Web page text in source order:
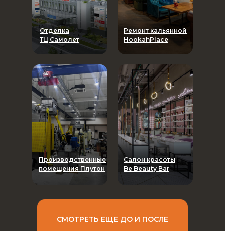
СМОТРЕТЬ ЕЩЕ ДО И ПОСЛЕ
Ремонт кальянной
HookahPlace
Салон красоты
Be Beauty Bar
Производственные
помещения Плутон
Отделка
ТЦ Самолет